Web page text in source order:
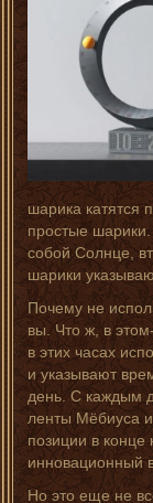
шарика катятся
простые
собой Солнце,
шарики
Почему не
вы. Что ж, в
в этих часах
и указывают
день. С каждым
ленты Мёбиуса
позиции в конце
инновационный
Но это еще не